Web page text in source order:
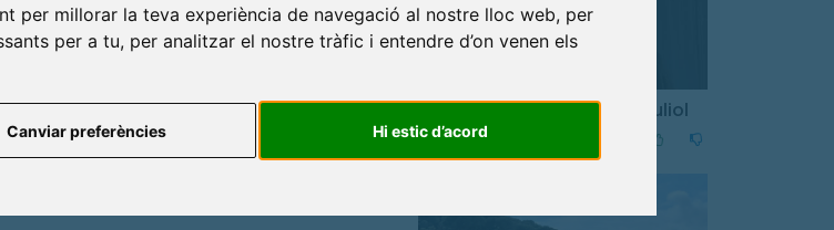
per millorar la teva experiència de navegació al nostre lloc web, per
per a tu, per analitzar el nostre tràfic i entendre d’on venen els
Hi estic d’acord
Canviar preferències
COMPARTEIX
Resum del Ple ordinari de juliol